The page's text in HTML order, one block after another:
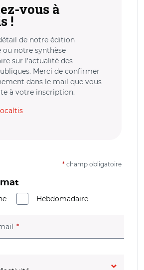
vous à
!
de notre édition
ou notre synthèse
sur l’actualité des
Merci de confirmer
dans le mail que vous
à votre inscription.
* champ obligatoire
Hebdomadaire
(champ obligatoire)